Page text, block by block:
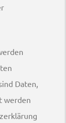
Daten,
werden